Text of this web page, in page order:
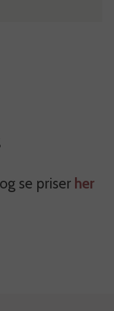
se priser her